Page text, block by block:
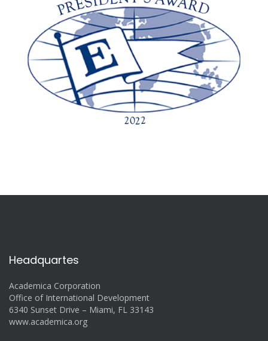
Headquartes
Academica Corporation
Office of International Development
6340 Sunset Drive – Miami, FL 33143
www.academica.org